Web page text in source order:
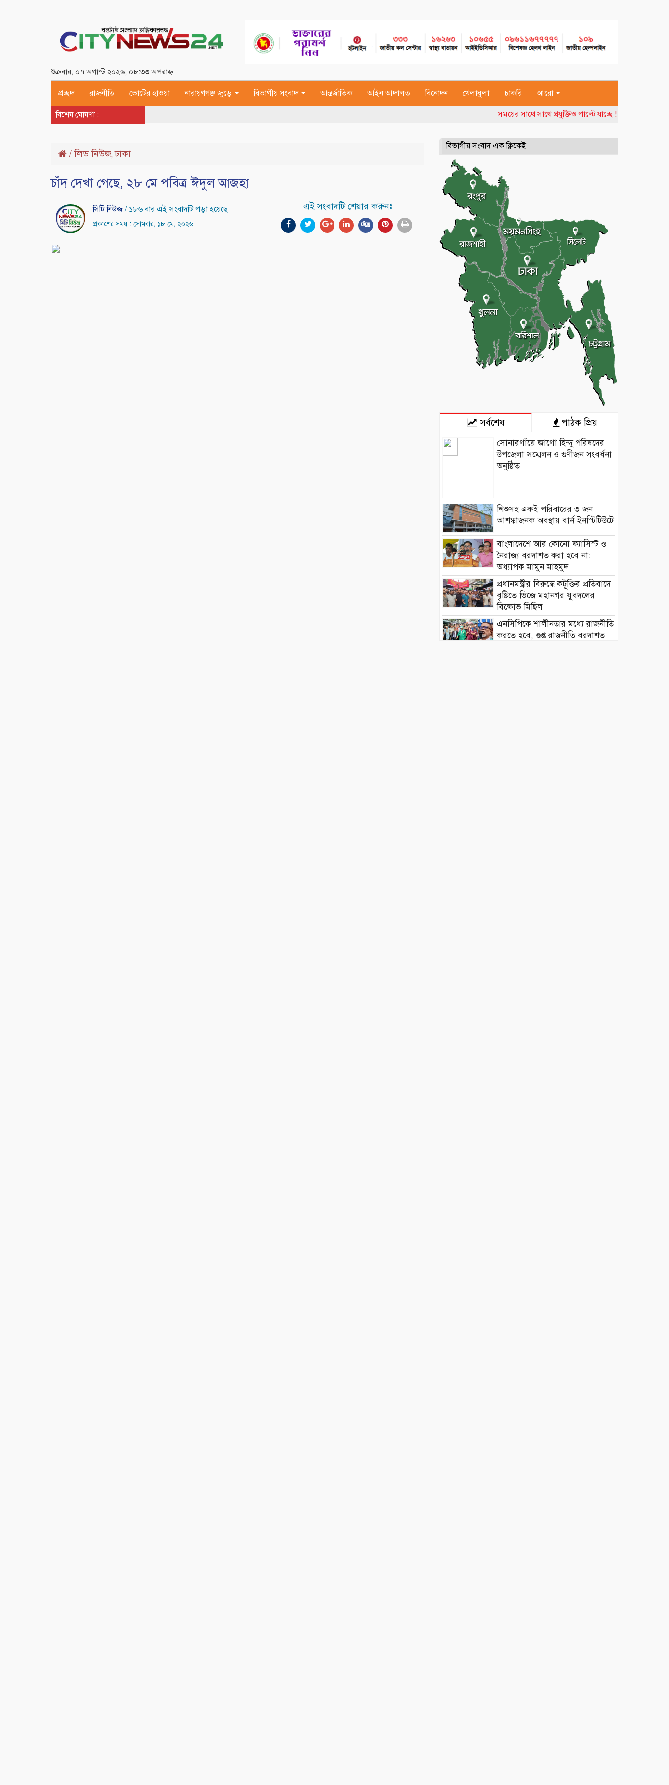
শুক্রবার, ০৭ অগাস্ট ২০২৬, ০৮:৩৩ অপরাহ্ন
প্রচ্ছদ রাজনীতি ভোটের হাওয়া নারায়ণগঞ্জ জুড়ে বিভাগীয় সংবাদ আন্তর্জাতিক আইন আদালত বিনোদন খেলাধুলা চাকরি আরো
বিশেষ ঘোষণা : সময়ের সাথে সাথে প্রযুক্তিও পাল্টে যাচ্ছে ! তাই বদলাতে
/লিড নিউজ,ঢাকা
চাঁদ দেখা গেছে, ২৮ মে পবিত্র ঈদুল আজহা
সিটি নিউজ / ১৮৬ বার এই সংবাদটি পড়া হয়েছে
প্রকাশের সময় : সোমবার, ১৮ মে, ২০২৬
এই সংবাদটি শেয়ার করুনঃ
বিভাগীয় সংবাদ এক ক্লিকেই
সর্বশেষ পাঠক প্রিয়
সোনারগাঁয়ে জাগো হিন্দু পরিষদের
উপজেলা সম্মেলন ও গুণীজন সংবর্ধনা
অনুষ্ঠিত
শিশুসহ একই পরিবারের ৩ জন
আশঙ্কাজনক অবস্থায় বার্ন ইনস্টিটিউটে
বাংলাদেশে আর কোনো ফ্যাসিস্ট ও
নৈরাজ্য বরদাশত করা হবে না:
অধ্যাপক মামুন মাহমুদ
প্রধানমন্ত্রীর বিরুদ্ধে কটূক্তির প্রতিবাদে
বৃষ্টিতে ভিজে মহানগর যুবদলের
বিক্ষোভ মিছিল
এনসিপিকে শালীনতার মধ্যে রাজনীতি
করতে হবে, গুপ্ত রাজনীতি বরদাশত